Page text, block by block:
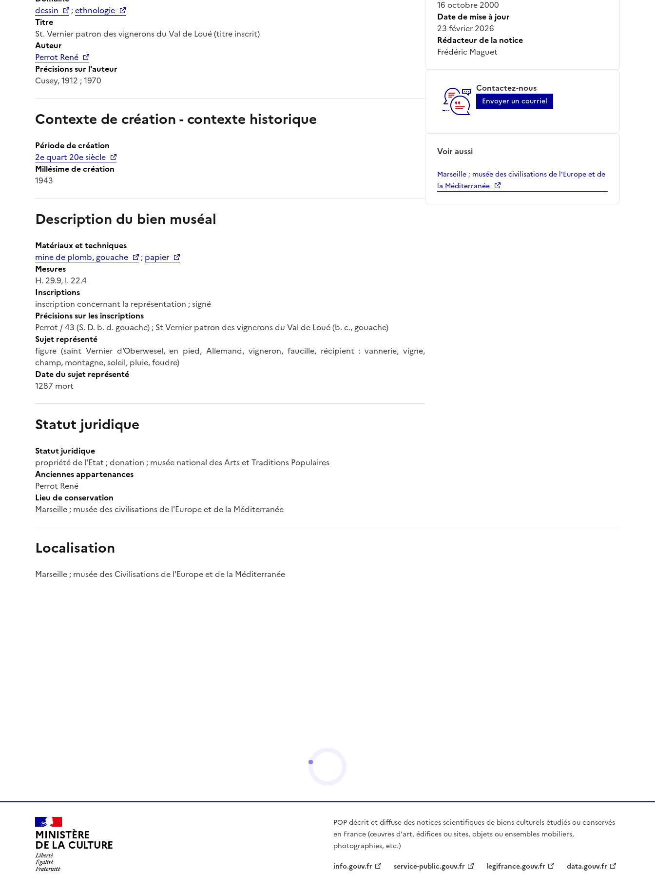
dessin
;ethnologie
Titre
St. Vernier patron des vignerons du Val de Loué (titre inscrit)
Auteur
Perrot René
Précisions sur l'auteur
Cusey, 1912 ; 1970
Contexte de création - contexte historique
Période de création
2e quart 20e siècle
Millésime de création
1943
Description du bien muséal
Matériaux et techniques
mine de plomb, gouache
; papier
Mesures
H. 29.9, l. 22.4
Inscriptions
inscription concernant la représentation ; signé
Précisions sur les inscriptions
Perrot / 43 (S. D. b. d. gouache) ; St Vernier patron des vignerons du Val de Loué (b. c., gouache)
Sujet représenté
figure (saint Vernier d'Oberwesel, en pied, Allemand, vigneron, faucille, récipient : vannerie, vigne,
champ, montagne, soleil, pluie, foudre)
Date du sujet représenté
1287 mort
Statut juridique
Statut juridique
propriété de l'Etat ; donation ; musée national des Arts et Traditions Populaires
Anciennes appartenances
Perrot René
Lieu de conservation
Marseille ; musée des civilisations de l'Europe et de la Méditerranée
16 octobre 2000
Date de mise à jour
23 février 2026
Rédacteur de la notice
Frédéric Maguet
Contactez-nous
Envoyer un courriel
Voir aussi
Marseille ; musée des civilisations de l'Europe et de
la Méditerranée
Localisation
Marseille ; musée des Civilisations de l'Europe et de la Méditerranée
MINISTÈRE
DE LA CULTURE
POP décrit et diffuse des notices scientifiques de biens culturels étudiés ou conservés
en France (œuvres d'art, édifices ou sites, objets ou ensembles mobiliers,
photographies, etc.)
info.gouv.fr
service-public.gouv.fr legifrance.gouv.fr data.gouv.fr